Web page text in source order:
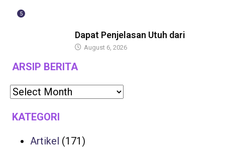
5
Dapat Penjelasan Utuh dari
August 6, 2026
ARSIP BERITA
KATEGORI
Artikel (171)